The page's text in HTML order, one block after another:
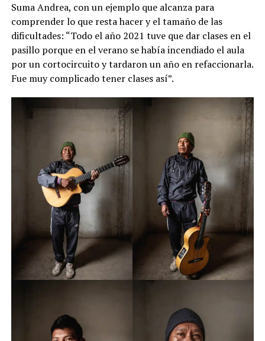
Suma Andrea, con un ejemplo que alcanza para
comprender lo que resta hacer y el tamaño de las
dificultades: “Todo el año 2021 tuve que dar clases en el
pasillo porque en el verano se había incendiado el aula
por un cortocircuito y tardaron un año en refaccionarla.
Fue muy complicado tener clases así”.